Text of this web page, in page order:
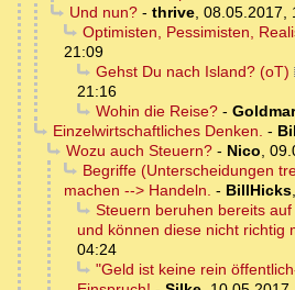
Und nun?- thrive, 08.05.2017,
Optimisten, Pessimisten,
21:09
Gehst Du nach Island? (oT)
21:16
Wohin die Reise?-
Einzelwirtschaftliches Denken. -
Wozu auch Steuern?- Nico,
Begriffe (Unterscheidungen
machen --> Handeln. - BillHicks,
Steuern beruhen bereits
und können diese nicht richtig
04:24
"Geld ist keine rein